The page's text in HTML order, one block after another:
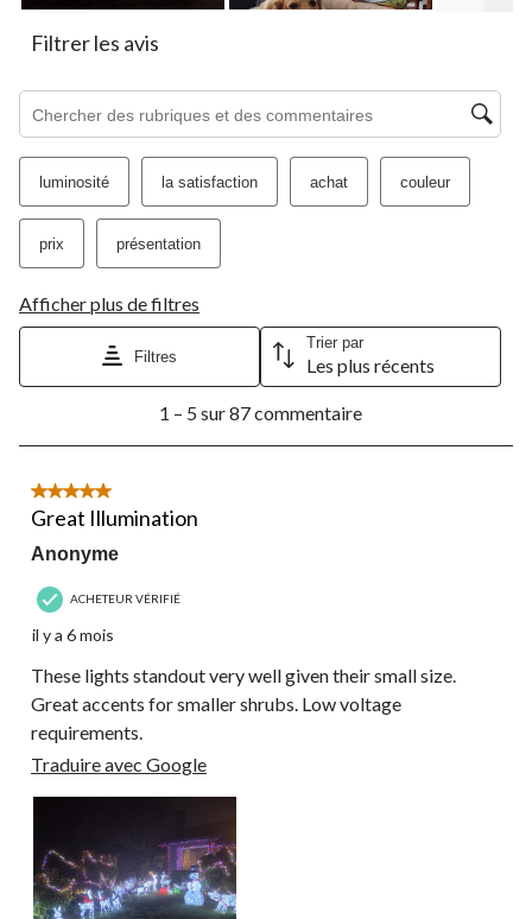
Filtrer les avis
luminosité la satisfaction achat couleur
prix présentation
Afficher plus de filtres
Filtres
Trier par
Les plus récents
5
87
commentaire.
1 – 5 sur 87 commentaire
5 étoile(s) sur 5.
Great Illumination
Anonyme
ACHETEUR VÉRIFIÉ
il y a 6 mois
These lights standout very well given their small size.
Great accents for smaller shrubs. Low voltage
requirements.
Traduire avec Google